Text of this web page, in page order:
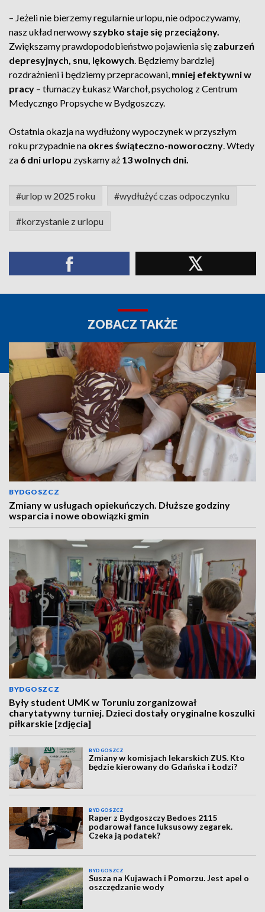
– Jeżeli nie bierzemy regularnie urlopu, nie odpoczywamy,
nasz układ nerwowy szybko staje się przeciążony.
Zwiększamy prawdopodobieństwo pojawienia się zaburzeń
depresyjnych, snu, lękowych. Będziemy bardziej
rozdrażnieni i będziemy przepracowani, mniej efektywni w
pracy – tłumaczy Łukasz Warchoł, psycholog z Centrum
Medyczngo Propsyche w Bydgoszczy.
Ostatnia okazja na wydłużony wypoczynek w przyszłym
roku przypadnie na okres świąteczno-noworoczny. Wtedy
za 6 dni urlopu zyskamy aż 13 wolnych dni.
#urlop w 2025 roku #wydłużyć czas odpoczynku
#korzystanie z urlopu
ZOBACZ TAKŻE
BYDGOSZCZ
Zmiany w usługach opiekuńczych. Dłuższe godziny
wsparcia i nowe obowiązki gmin
BYDGOSZCZ
Były student UMK w Toruniu zorganizował
charytatywny turniej. Dzieci dostały oryginalne koszulki
piłkarskie [zdjęcia]
BYDGOSZCZ
Zmiany w komisjach lekarskich ZUS. Kto
będzie kierowany do Gdańska i Łodzi?
BYDGOSZCZ
Raper z Bydgoszczy Bedoes 2115
podarował fance luksusowy zegarek.
Czeka ją podatek?
BYDGOSZCZ
Susza na Kujawach i Pomorzu. Jest apel o
oszczędzanie wody